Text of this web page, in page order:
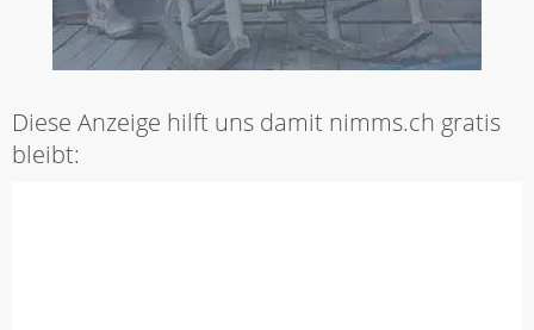
Diese Anzeige hilft uns damit nimms.ch gratis
bleibt: